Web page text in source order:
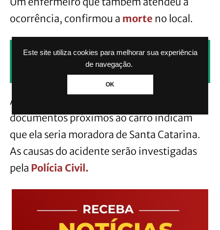
Este site utiliza cookies para melhorar sua experiência
de navegação.
OK
ocorrência, confirmou a morte no local.
CLIQUE AQUI PARA RECEBER NOTÍCIAS
PELO WHATSAPP SEM PAGAR NADA.
A identidade dela não foi divulgada, mas os
documentos próximos ao carro indicam
que ela seria moradora de Santa Catarina.
As causas do acidente serão investigadas
pela Polícia Civil.